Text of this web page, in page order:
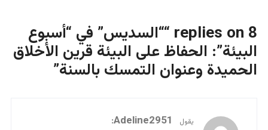
8 replies on ““السديس” في “أسبوع
البيئة”: الحفاظ على البيئة قرين الأخلاق
الحميدة وعنوان التمسك بالسنة”
يقول Adeline2951
: